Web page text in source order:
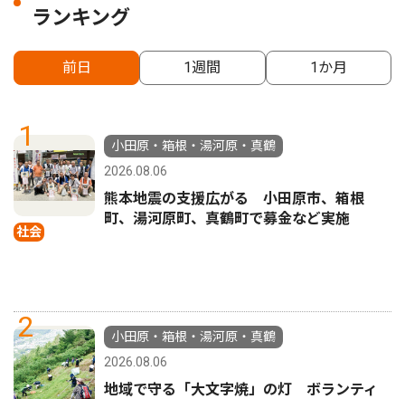
ランキング
前日 1週間 1か月
1
社会
小田原・箱根・湯河原・真鶴
2026.08.06
熊本地震の支援広がる 小田原市、箱根
町、湯河原町、真鶴町で募金など実施
2
小田原・箱根・湯河原・真鶴
2026.08.06
地域で守る「大文字焼」の灯 ボランティ